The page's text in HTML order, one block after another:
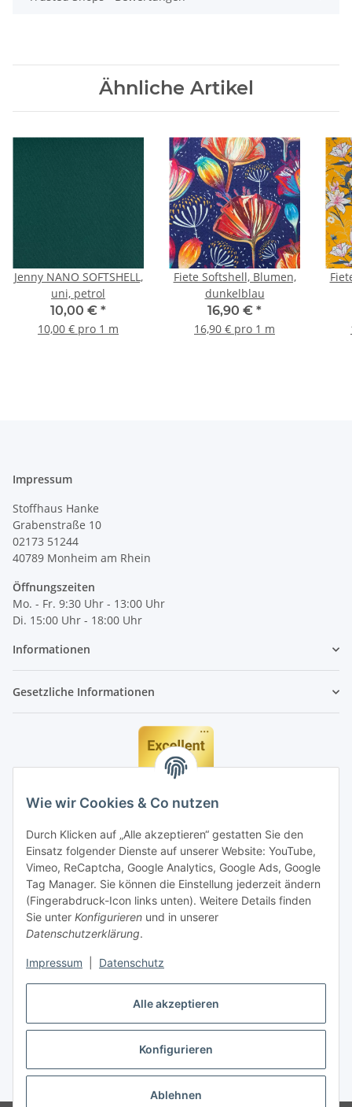
Alle akzeptieren
Konfigurieren
Ablehnen
Wie wir Cookies & Co nutzen
Durch Klicken auf „Alle akzeptieren“ gestatten Sie den
Einsatz folgender Dienste auf unserer Website: YouTube,
Vimeo, ReCaptcha, Google Analytics, Google Ads, Google
Tag Manager. Sie können die Einstellung jederzeit ändern
(Fingerabdruck-Icon links unten). Weitere Details finden
Sie unter Konfigurieren und in unserer
Datenschutzerklärung.
Impressum Datenschutz
Ähnliche Artikel
Jenny NANO SOFTSHELL,
uni, petrol
10,00 € *
10,00 € pro 1 m
Fiete Softshell, Blumen,
dunkelblau
16,90 € *
16,90 € pro 1 m
Impressum
Stoffhaus Hanke
Grabenstraße 10
02173 51244
40789 Monheim am Rhein
Öffnungszeiten
Mo. - Fr. 9:30 Uhr - 13:00 Uhr
Di. 15:00 Uhr - 18:00 Uhr
Informationen
Gesetzliche Informationen
* Alle Preise inkl. gesetzlicher MwSt., zzgl.